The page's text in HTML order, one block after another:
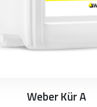
Weber Kür A